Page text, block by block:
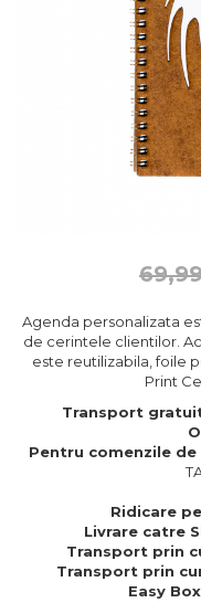
Tablouri personalizate
Diplome si Plachete
Rame foto din lemn
Camion din lemn
Aromaterapie
Papioane din lemn
Decoratiuni pentru
Genti si portofele
Cadouri de Paste
Produse
nunti si botezuri
Agenda personalizata
de cerintele clientilor.
este reutilizabila, foile
Print
Transport
Pentru comenzile de
Ridicare
Livrare catre
Transport prin
Transport prin
Easy